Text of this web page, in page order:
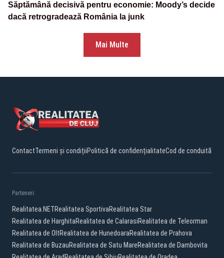
Săptămână decisivă pentru economie: Moody’s decide
dacă retrogradează România la junk
Mai Multe
ContactTermeni și condițiiPolitică de confidențialitateCod de conduită
Parteneri:
Realitatea.NETRealitatea SportivaRealitatea Star
Realitatea de HarghitaRealitatea de CalarasiRealitatea de Teleorman
Realitatea de OltRealitatea de HunedoaraRealitatea de Prahova
Realitatea de BuzauRealitatea de Satu MareRealitatea de Dambovita